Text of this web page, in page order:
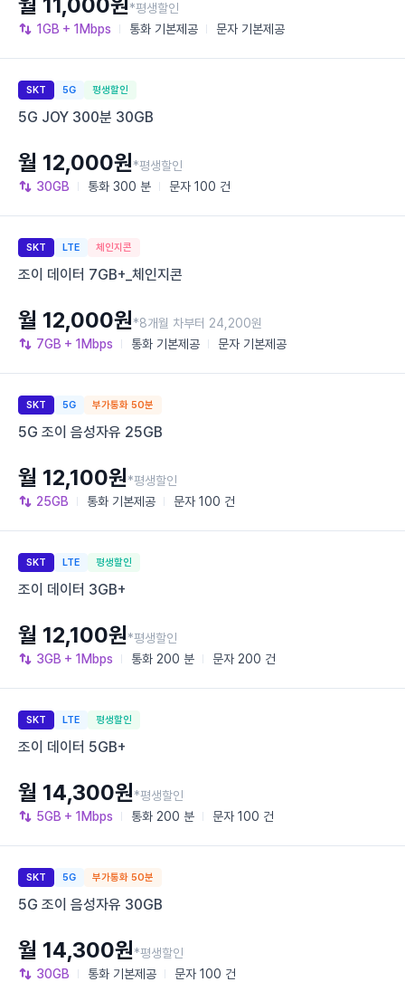
1GB + 1Mbps 통화 기본제공 문자 기본제공
*평생할인
SKT 5G 평생할인
5G JOY 300분 30GB
30GB 통화 300 분 문자 100 건
월 12,000원*평생할인
SKT LTE 체인지콘
조이 데이터 7GB+_체인지콘
7GB + 1Mbps 통화 기본제공 문자 기본제공
월 12,000원*8개월 차부터 24,200원
SKT 5G 부가통화 50분
5G 조이 음성자유 25GB
25GB 통화 기본제공 문자 100 건
월 12,100원*평생할인
SKT LTE 평생할인
조이 데이터 3GB+
3GB + 1Mbps 통화 200 분 문자 200 건
월 12,100원*평생할인
SKT LTE 평생할인
조이 데이터 5GB+
5GB + 1Mbps 통화 200 분 문자 100 건
월 14,300원*평생할인
SKT 5G 부가통화 50분
5G 조이 음성자유 30GB
30GB 통화 기본제공 문자 100 건
월 14,300원*평생할인